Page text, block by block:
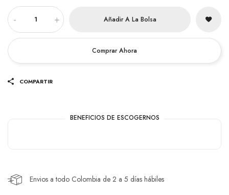
- + Añadir A La Bolsa
Comprar Ahora
COMPARTIR
BENEFICIOS DE ESCOGERNOS
Envios a todo Colombia de 2 a 5 días hábiles